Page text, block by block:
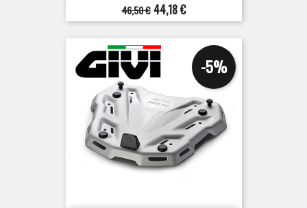
Prix
de
base
46,50 € Prix
44,18 €
-5%